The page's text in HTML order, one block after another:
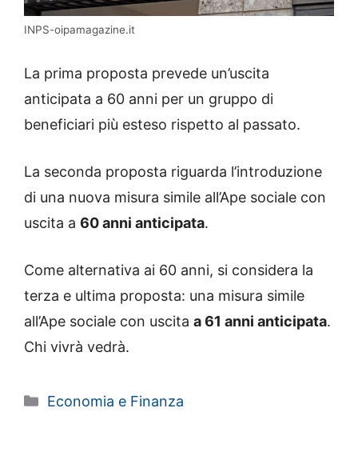
INPS-oipamagazine.it
La prima proposta prevede un’uscita
anticipata a 60 anni per un gruppo di
beneficiari più esteso rispetto al passato.
La seconda proposta riguarda l’introduzione
di una nuova misura simile all’Ape sociale con
uscita a 60 anni anticipata.
Come alternativa ai 60 anni, si considera la
terza e ultima proposta: una misura simile
all’Ape sociale con uscita a 61 anni anticipata.
Chi vivrà vedrà.
Categorie
Economia e Finanza